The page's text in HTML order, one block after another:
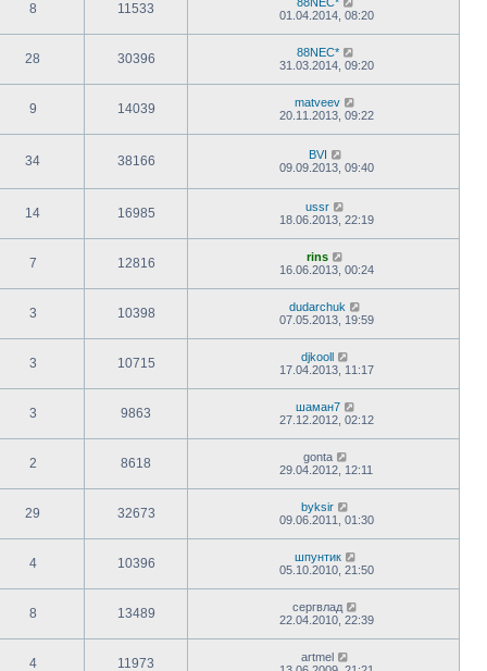
8 11533
01.04.2014, 08:20
28 30396
88NEC*
31.03.2014, 09:20
9 14039
matveev
20.11.2013, 09:22
34 38166
BVI
09.09.2013, 09:40
14 16985
ussr
18.06.2013, 22:19
7 12816
rins
16.06.2013, 00:24
3 10398
dudarchuk
07.05.2013, 19:59
3 10715
djkooll
17.04.2013, 11:17
3 9863
шаман7
27.12.2012, 02:12
2 8618
gonta
29.04.2012, 12:11
29 32673
byksir
09.06.2011, 01:30
4 10396
шпунтик
05.10.2010, 21:50
8 13489
сергвлад
22.04.2010, 22:39
4 11973
artmel